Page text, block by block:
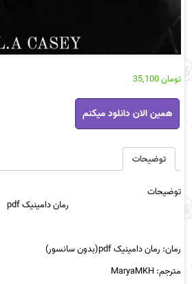
تومان35,100
رمان
دامینیک
pdf
همین الان دانلود میکنم
توضیحات
توضیحات
رمان دامینیک pdf
رمان: رمان دامینیک pdf(بدون سانسور)
مترجم: MaryaMKH